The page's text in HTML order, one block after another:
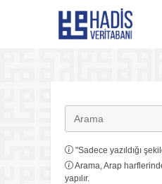
Hadis
"Sadece yazıldığı
Arama, Arap
yapılır.